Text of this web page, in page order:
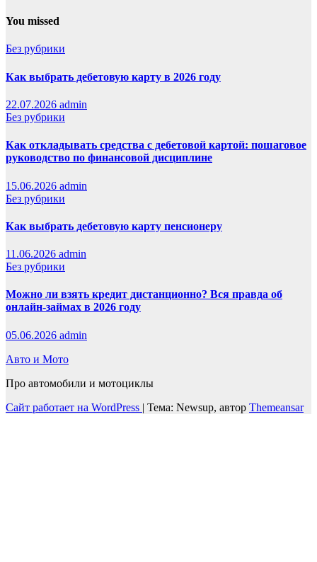
You missed
Без рубрики
Как выбрать дебетовую карту в 2026 году
22.07.2026 admin
Без рубрики
Как откладывать средства с дебетовой картой: пошаговое
руководство по финансовой дисциплине
15.06.2026 admin
Без рубрики
Как выбрать дебетовую карту пенсионеру
11.06.2026 admin
Без рубрики
Можно ли взять кредит дистанционно? Вся правда об
онлайн-займах в 2026 году
05.06.2026 admin
Авто и Мото
Про автомобили и мотоциклы
Сайт работает на WordPress | Тема: Newsup, автор Themeansar